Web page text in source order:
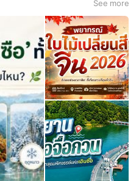
See more